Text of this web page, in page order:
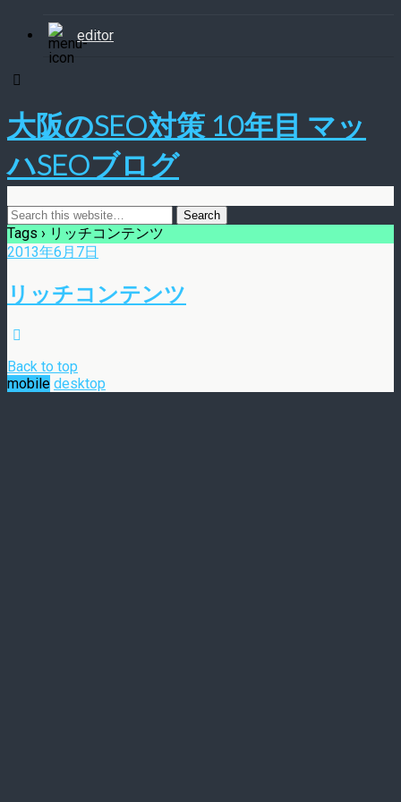
editor
大阪のSEO対策 10年目 マッ
ハSEOブログ
Tags › リッチコンテンツ
2013年6月7日
リッチコンテンツ
Back to top
mobile desktop